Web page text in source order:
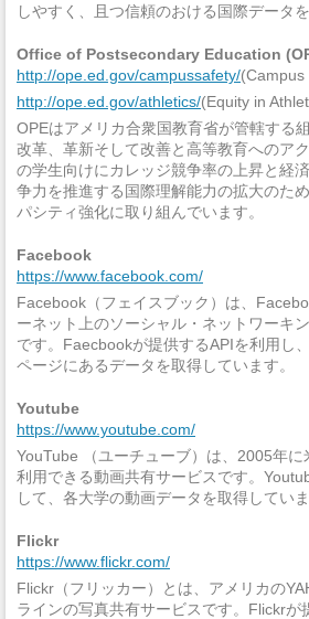
しやすく、且つ信頼のおける国際データ
Office of Postsecondary Education
http://ope.ed.gov/campussafety/(Campus
http://ope.ed.gov/athletics/(Equity in
OPEはアメリカ合衆国教育省が管轄する
改革、革新そして改善と高等教育へのア
の学生向けにカレッジ競争率の上昇と経
争力を推進する国際理解能力の拡大のた
パシティ強化に取り組んでいます。
Facebook
https://www.facebook.com/
Facebook（フェイスブック）は、
ーネット上のソーシャル・ネットワーキ
です。Faecbookが提供するAPIを利用し
ページにあるデータを取得しています。
Youtube
https://www.youtube.com/
YouTube （ユーチューブ）は、2005年
利用できる動画共有サービスです。
して、各大学の動画データを取得していま
Flickr
https://www.flickr.com/
Flickr（フリッカー）とは、アメリカの
ラインの写真共有サービスです。Flickrが